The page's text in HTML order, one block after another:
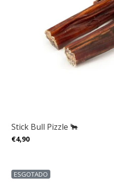
Stick Bull Pizzle 🐂
€4,90
ESGOTADO